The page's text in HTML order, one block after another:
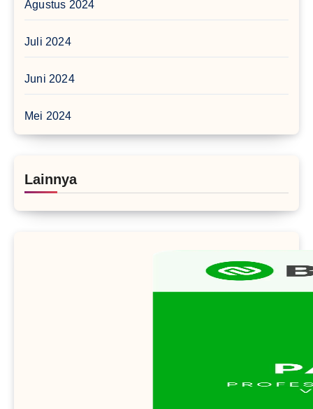
Agustus 2024
Juli 2024
Juni 2024
Mei 2024
Lainnya